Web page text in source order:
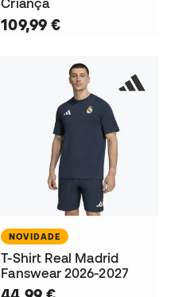
Criança
109,99 €
NOVIDADE
T-Shirt Real Madrid
Fanswear 2026-2027